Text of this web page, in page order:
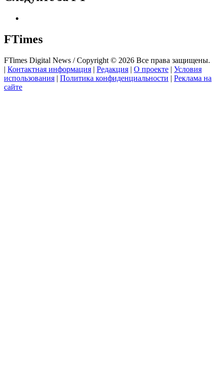
FTimes
FTimes Digital News / Copyright © 2026 Все права защищены.
| Контактная информация | Редакция | О проекте | Условия
использования | Политика конфиденциальности | Реклама на
сайте